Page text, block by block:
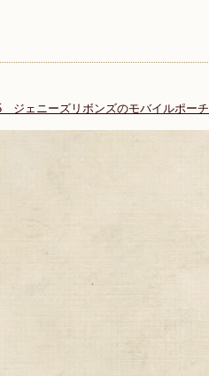
ジェニーズリボンズのモバイルポーチ